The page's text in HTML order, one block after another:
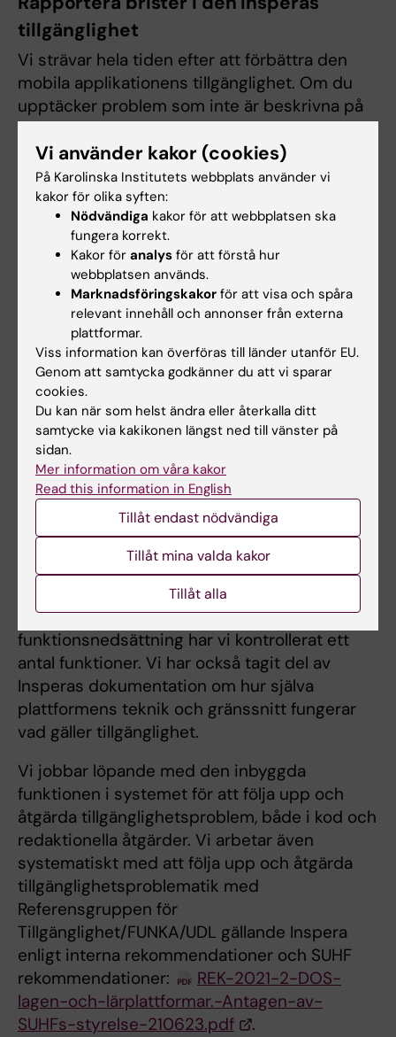
tillgänglighet
Vi strävar hela tiden efter att förbättra den
mobila applikationens tillgänglighet. Om du
upptäcker problem som inte är beskrivna på
den här sidan, eller om du anser att vi inte
uppfyller lagens krav, meddela oss!
Rapportera
Formulär för att rapportera brister i tillgänglighet
för Inspera
Hur vi testat den mobila applikationen
Inspera för digital examination innehåller
funktionalitet för att stödja text-till-tal. Utöver
denna inbyggda funktion finns också
möjlighet att använda verktyget TorTalk som
har fler funktioner. Att justera volym,
stavningskontroll, hantera inverterade färger
samt ändra textstorlek går. Mer information
påDigital examination med Inspera –
information för studenter.
Tillsammans med lärare, studenter samt med
samordnaren för studenter med
funktionsnedsättning har vi kontrollerat ett
antal funktioner. Vi har också tagit del av
Insperas dokumentation om hur själva
plattformens teknik och gränssnitt fungerar
vad gäller tillgänglighet.
Vi jobbar löpande med den inbyggda
funktionen i systemet för att följa upp och
åtgärda tillgänglighetsproblem, både i kod och
redaktionella åtgärder. Vi arbetar även
systematiskt med att följa upp och åtgärda
tillgänglighetsproblematik med
Referensgruppen för
Tillgänglighet/FUNKA/UDL gällande Inspera
enligt interna rekommendationer och SUHF
rekommendationer:
REK-2021-2-DOS-
lagen-och-lärplattformar.-Antagen-av-
SUHFs-styrelse-210623.pdf
.
Vi använder kakor (cookies)
På Karolinska Institutets webbplats använder vi
kakor för olika syften:
Nödvändiga kakor för att webbplatsen ska
fungera korrekt.
Kakor för analys för att förstå hur
webbplatsen används.
Marknadsföringskakor för att visa och spåra
relevant innehåll och annonser från externa
plattformar.
Viss information kan överföras till länder utanför EU.
Genom att samtycka godkänner du att vi sparar
cookies.
Du kan när som helst ändra eller återkalla ditt
samtycke via kakikonen längst ned till vänster på
sidan.
Mer information om våra kakor
Read this information in English
Tillåt endast nödvändiga
Tillåt mina valda kakor
Tillåt alla